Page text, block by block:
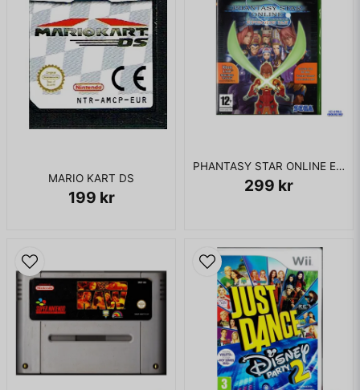
MARIO KART DS
199 kr
PHANTASY STAR ONLINE EPISODE I & II XBOX
299 kr